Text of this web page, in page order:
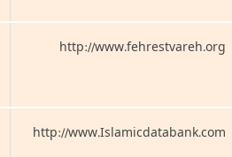
فهرست واره(جستاری در آثار مکتوب
پایگاه اطلاع رسانی سراسری